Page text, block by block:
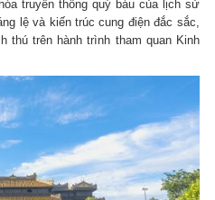
truyền thống quý báu của lịch sử
lệ và kiến trúc cung điện đắc sắc,
thú trên hành trình tham quan Kinh